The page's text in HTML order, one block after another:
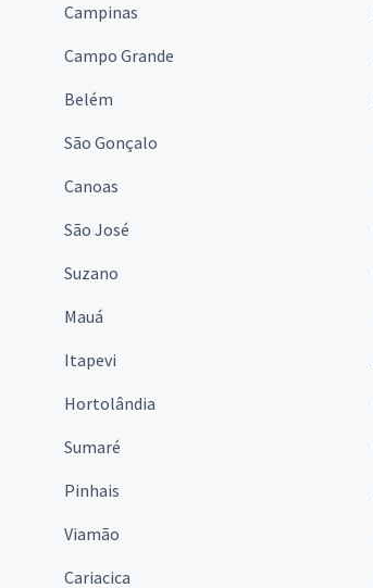
Campinas
Campo Grande
Belém
São Gonçalo
Canoas
São José
Suzano
Mauá
Itapevi
Hortolândia
Sumaré
Pinhais
Viamão
Cariacica